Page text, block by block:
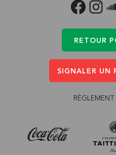
FACEBOOK
RETOUR
SIGNALER UN